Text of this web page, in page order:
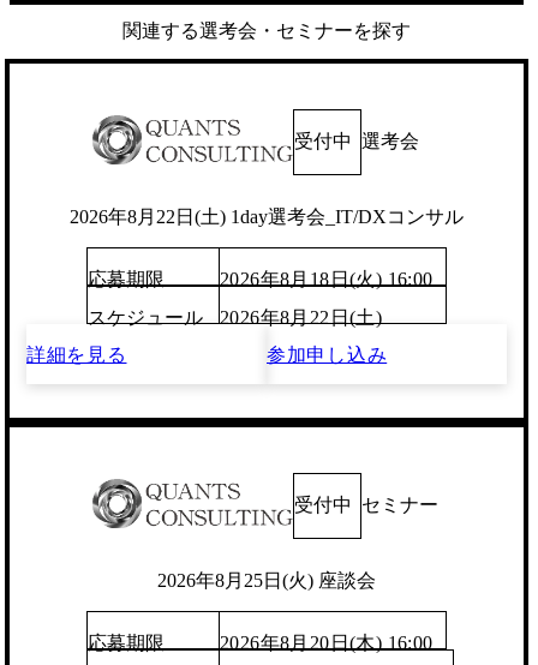
関連する選考会・セミナーを探す
受付中 選考会
2026年8月22日(土) 1day選考会_IT/DXコンサル
応募期限
2026年8月18日(火) 16:00
スケジュール
2026年8月22日(土)
詳細を見る
参加申し込み
受付中 セミナー
2026年8月25日(火) 座談会
応募期限
2026年8月20日(木) 16:00